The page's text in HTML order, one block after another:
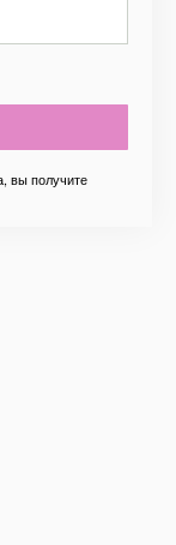
вы получите